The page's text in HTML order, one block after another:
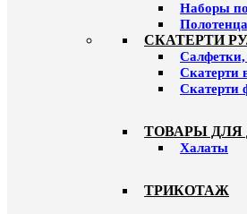
Наборы
СКАТЕРТИ
Салфетки,
Скатерти
Скатерти
ТОВАРЫ
Халаты
ТРИКОТАЖ